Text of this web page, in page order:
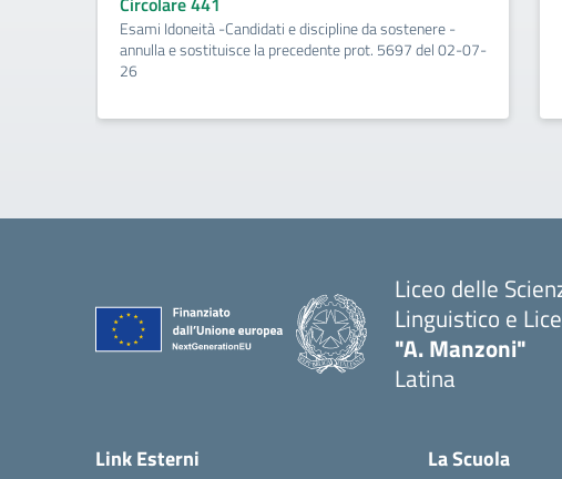
Esami Idoneità -Candidati e discipline da sostenere -
annulla e sostituisce la precedente prot. 5697 del 02-07-
26
Liceo delle
Linguistico e
"A. Manzoni"
Latina
Link Esterni La Scuola